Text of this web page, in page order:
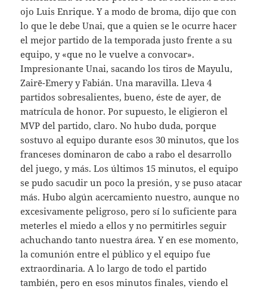
ojo Luis Enrique. Y a modo de broma, dijo que con
lo que le debe Unai, que a quien se le ocurre hacer
el mejor partido de la temporada justo frente a su
equipo, y «que no le vuelve a convocar».
Impresionante Unai, sacando los tiros de Mayulu,
Zairē-Emery y Fabián. Una maravilla. Lleva 4
partidos sobresalientes, bueno, éste de ayer, de
matrícula de honor. Por supuesto, le eligieron el
MVP del partido, claro. No hubo duda, porque
sostuvo al equipo durante esos 30 minutos, que los
franceses dominaron de cabo a rabo el desarrollo
del juego, y más. Los últimos 15 minutos, el equipo
se pudo sacudir un poco la presión, y se puso atacar
más. Hubo algún acercamiento nuestro, aunque no
excesivamente peligroso, pero sí lo suficiente para
meterles el miedo a ellos y no permitirles seguir
achuchando tanto nuestra área. Y en ese momento,
la comunión entre el público y el equipo fue
extraordinaria. A lo largo de todo el partido
también, pero en esos minutos finales, viendo el